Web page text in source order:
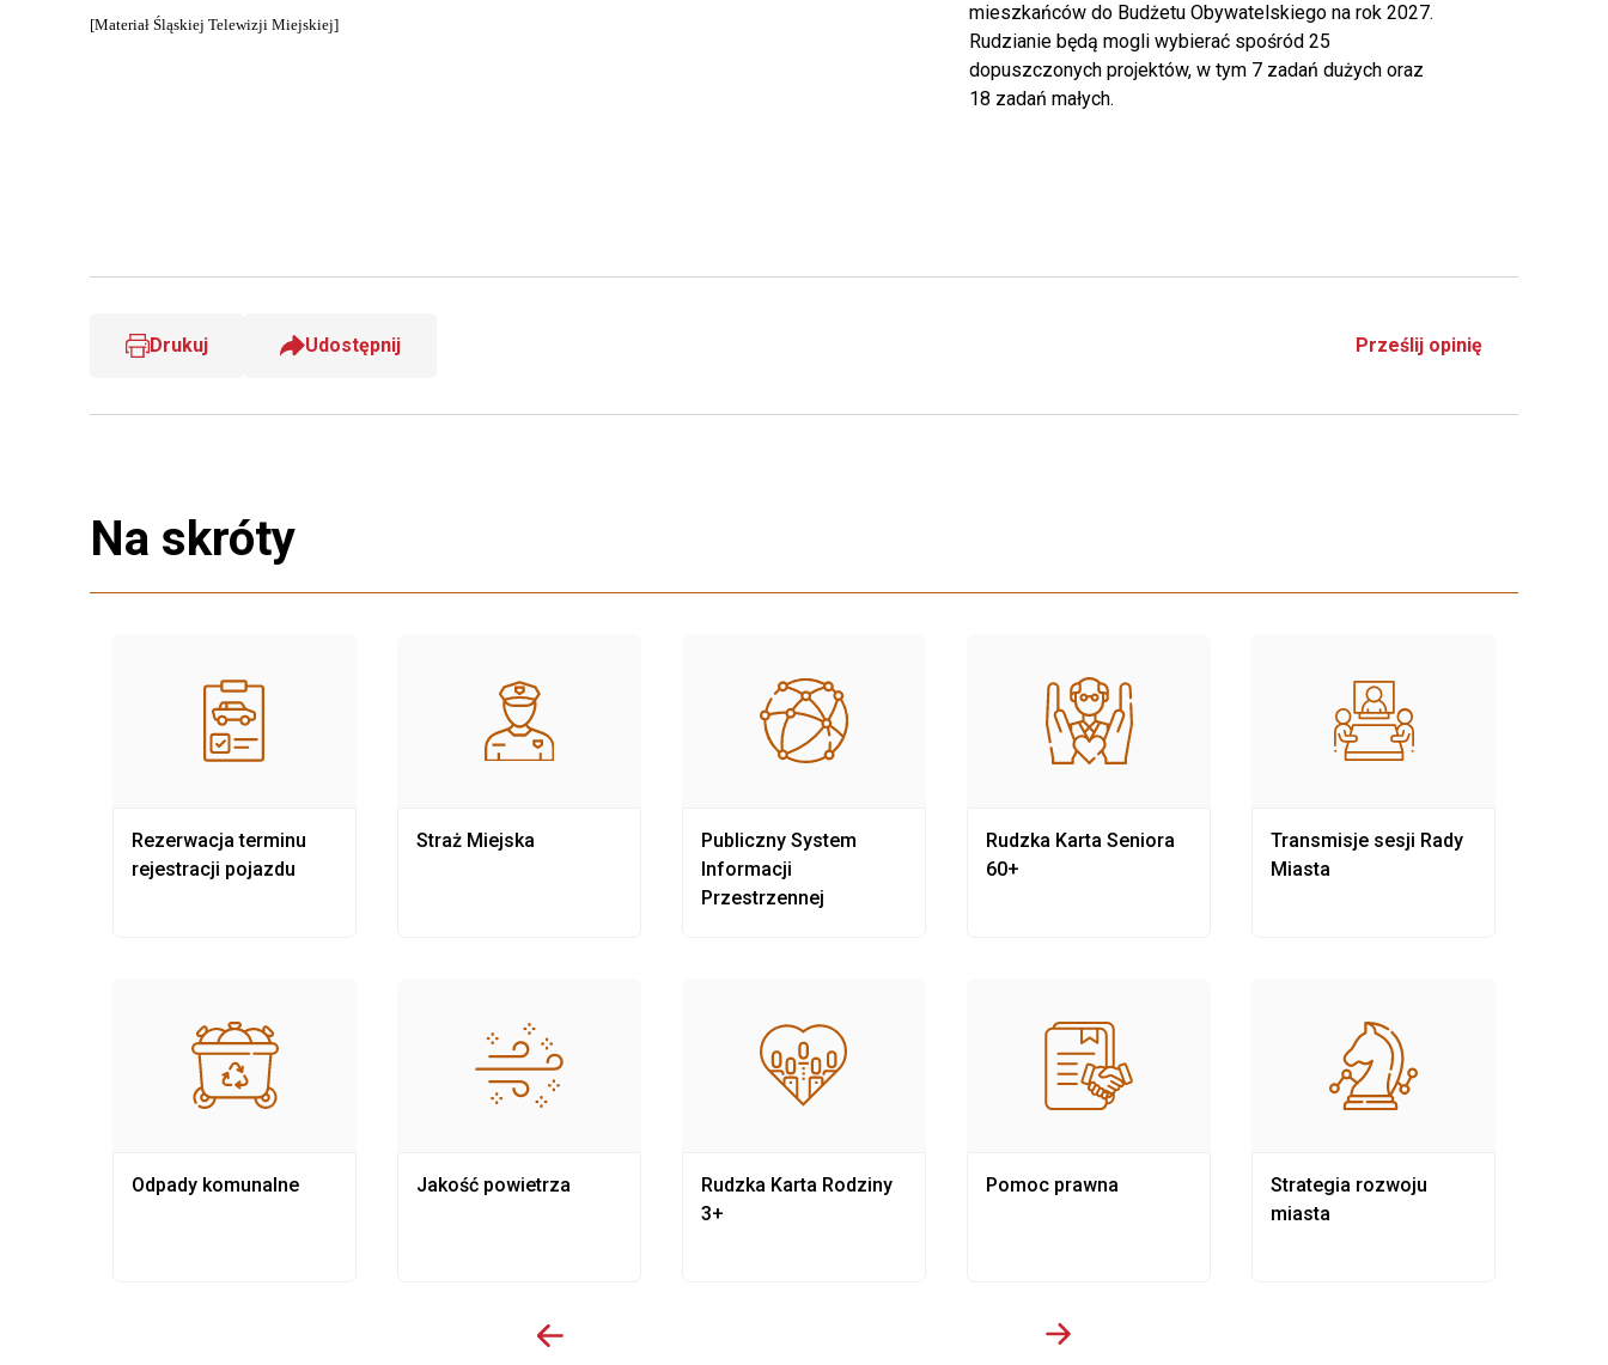
[Materiał Śląskiej Telewizji Miejskiej]
mieszkańców do Budżetu Obywatelskiego na rok 2027.
Rudzianie będą mogli wybierać spośród 25
dopuszczonych projektów, w tym 7 zadań dużych oraz
18 zadań małych.
Drukuj Udostępnij Prześlij opinię
Na skróty
Rezerwacja terminu
rejestracji pojazdu
Odpady komunalne
Straż Miejska
Jakość powietrza
Publiczny System
Informacji
Przestrzennej
Rudzka Karta Rodziny
3+
Rudzka Karta Seniora
60+
Pomoc prawna
Transmisje sesji Rady
Miasta
Strategia rozwoju
miasta